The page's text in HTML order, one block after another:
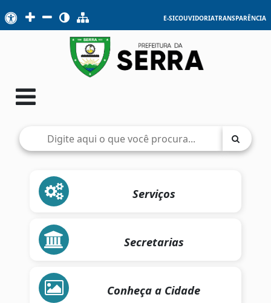
E-SICOUVIDORIATRANSPARÊNCIA
Serviços
Secretarias
Conheça a Cidade